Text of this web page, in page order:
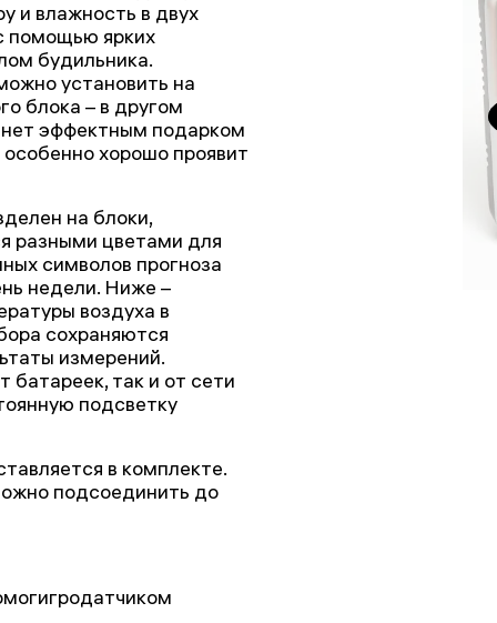
и влажность в двух
помощью ярких
будильника.
установить на
блока – в другом
эффектным подарком
хорошо проявит
на блоки,
разными цветами для
символов прогноза
недели. Ниже –
воздуха в
сохраняются
измерений.
так и от сети
подсветку
в комплекте.
подсоединить до